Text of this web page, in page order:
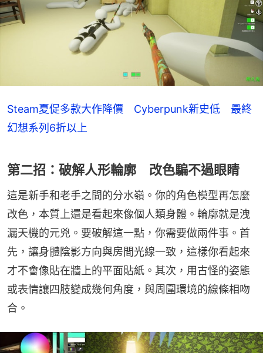
Steam夏促多款大作降價 Cyberpunk新史低 最終
幻想系列6折以上
第二招：破解人形輪廓 改色騙不過眼睛
這是新手和老手之間的分水嶺。你的角色模型再怎麼
改色，本質上還是看起來像個人類身體。輪廓就是洩
漏天機的元兇。要破解這一點，你需要做兩件事。首
先，讓身體陰影方向與房間光線一致，這樣你看起來
才不會像貼在牆上的平面貼紙。其次，用古怪的姿態
或表情讓四肢變成幾何角度，與周圍環境的線條相吻
合。